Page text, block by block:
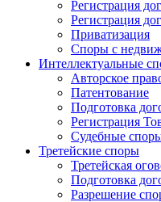
Регистрация
Регистрация
Приватизация
Cпоры с
Интеллектуальные
Авторское
Патентование
Подготовка
Регистрация
Судебные
Третейские споры
Третейская
Подготовка
Разрешение